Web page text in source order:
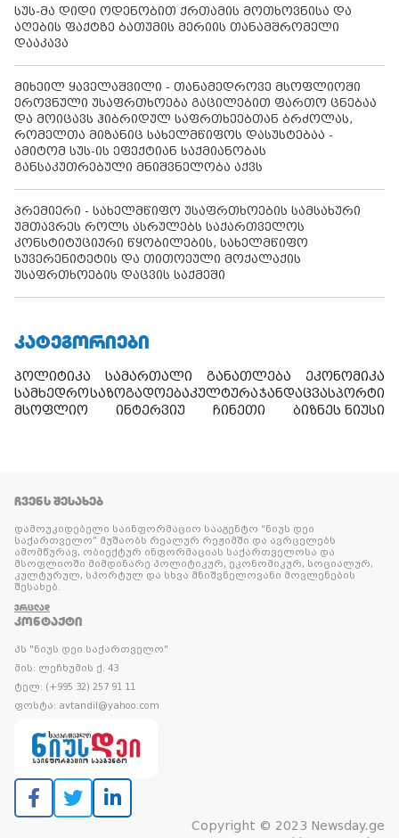
სუს-მა დიდი ოდენობით ქრთამის მოთხოვნისა და
აღების ფაქტზე ბათუმის მერიის თანამშრომელი
დააკავა
მიხეილ ყაველაშვილი - თანამედროვე მსოფლიოში
ეროვნული უსაფრთხოება გაცილებით ფართო ცნებაა
და მოიცავს ჰიბრიდულ საფრთხეებთან ბრძოლას,
რომელთა მიზანიც სახელმწიფოს დასუსტებაა -
ამიტომ სუს-ის ეფექტიან საქმიანობას
განსაკუთრებული მნიშვნელობა აქვს
პრემიერი - სახელმწიფო უსაფრთხოების სამსახური
უმთავრეს როლს ასრულებს საქართველოს
კონსტიტუციური წყობილების, სახელმწიფო
სუვერენიტეტის და თითოეული მოქალაქის
უსაფრთხოების დაცვის საქმეში
ᲙᲐᲢᲔᲒᲝᲠᲘᲔᲑᲘ
პოლიტიკა სამართალი განათლება
ეკონომიკა
სამხედროსაზოგადოებაკულტურაჯანდაცვასპორტი
მსოფლიო
ინტერვიუ ჩინეთი ბიზნეს ნიუსი
ᲩᲕᲔᲜᲡ ᲨᲔᲡᲐᲮᲔᲑ
დამოუკიდებელი საინფორმაციო სააგენტო “ნიუს დეი
საქართველო” მუშაობს რეალურ რეჟიმში და ავრცელებს
ამომწურავ, ობიექტურ ინფორმაციას საქართველოსა და
მსოფლიოში მიმდინარე პოლიტიკურ, ეკონომიკურ, სოციალურ,
კულტურულ, სპორტულ და სხვა მნიშვნელოვანი მოვლენების
შესახებ.
ᲕᲠᲪᲚᲐᲓ
ᲙᲝᲜᲢᲐᲥᲢᲘ
პს "ნიუს დეი საქართველო"
მის: ლეჩხუმის ქ. 43
ტელ: (+995 32) 257 91 11
ფოსტა: avtandil@yahoo.com
Copyright © 2023 Newsday.ge